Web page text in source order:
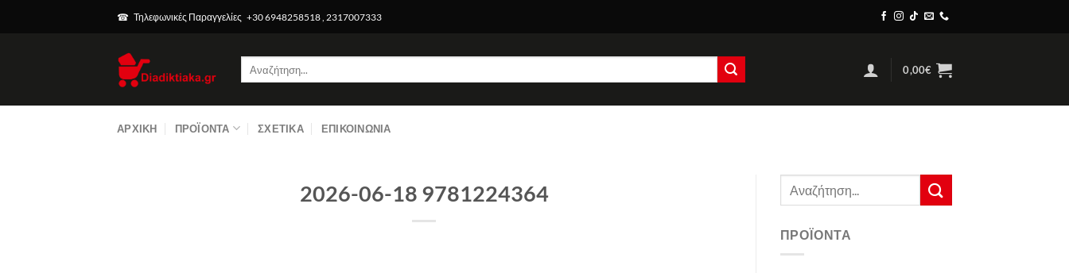
☎ Τηλεφωνικές Παραγγελίες +30 6948258518 , 2317007333
0,00€
ΑΡΧΙΚΉ ΠΡΟΪΌΝΤΑ ΣΧΕΤΙΚΆ ΕΠΙΚΟΙΝΩΝΊΑ
2026-06-18 9781224364
Αναζήτηση
ΠΡΟΪΌΝΤΑ